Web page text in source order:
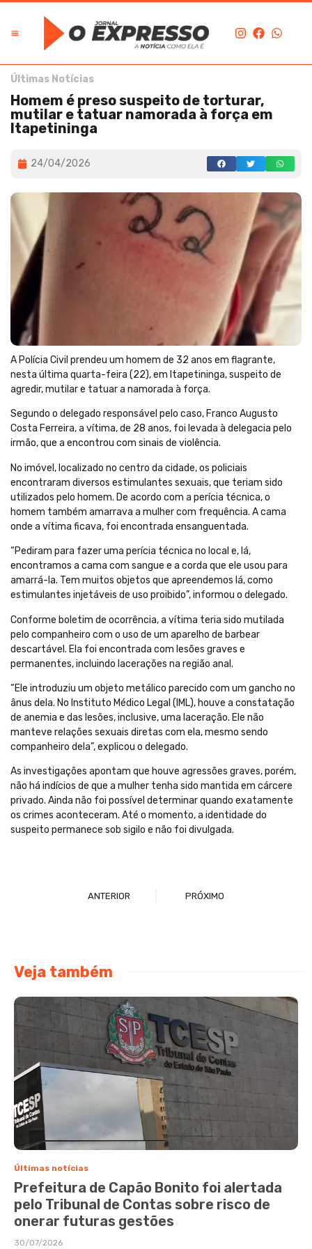
Últimas Notícias
Homem é preso suspeito de torturar,
mutilar e tatuar namorada à força em
Itapetininga
24/04/2026
A Polícia Civil prendeu um homem de 32 anos em flagrante,
nesta última quarta-feira (22), em Itapetininga, suspeito de
agredir, mutilar e tatuar a namorada à força.
Segundo o delegado responsável pelo caso, Franco Augusto
Costa Ferreira, a vítima, de 28 anos, foi levada à delegacia pelo
irmão, que a encontrou com sinais de violência.
No imóvel, localizado no centro da cidade, os policiais
encontraram diversos estimulantes sexuais, que teriam sido
utilizados pelo homem. De acordo com a perícia técnica, o
homem também amarrava a mulher com frequência. A cama
onde a vítima ficava, foi encontrada ensanguentada.
“Pediram para fazer uma perícia técnica no local e, lá,
encontramos a cama com sangue e a corda que ele usou para
amarrá-la. Tem muitos objetos que apreendemos lá, como
estimulantes injetáveis de uso proibido”, informou o delegado.
Conforme boletim de ocorrência, a vítima teria sido mutilada
pelo companheiro com o uso de um aparelho de barbear
descartável. Ela foi encontrada com lesões graves e
permanentes, incluindo lacerações na região anal.
“Ele introduziu um objeto metálico parecido com um gancho no
ânus dela. No Instituto Médico Legal (IML), houve a constatação
de anemia e das lesões, inclusive, uma laceração. Ele não
manteve relações sexuais diretas com ela, mesmo sendo
companheiro dela”, explicou o delegado.
As investigações apontam que houve agressões graves, porém,
não há indícios de que a mulher tenha sido mantida em cárcere
privado. Ainda não foi possível determinar quando exatamente
os crimes aconteceram. Até o momento, a identidade do
suspeito permanece sob sigilo e não foi divulgada.
ANTERIOR PRÓXIMO
Veja também
Últimas notícias
Prefeitura de Capão Bonito foi alertada
pelo Tribunal de Contas sobre risco de
onerar futuras gestões
30/07/2026